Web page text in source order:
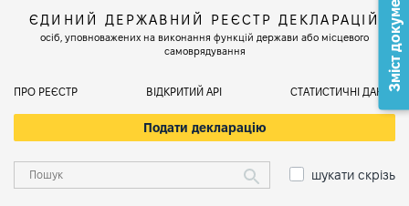
ЄДИНИЙ ДЕРЖАВНИЙ РЕЄСТР ДЕКЛАРАЦІЙ
осіб, уповноважених на виконання функцій держави або місцевого
самоврядування
ПРО РЕЄСТР ВІДКРИТИЙ АРІ СТАТИСТИЧНІ ДАНІ
Подати декларацію
шукати скрізь
Зміст документа